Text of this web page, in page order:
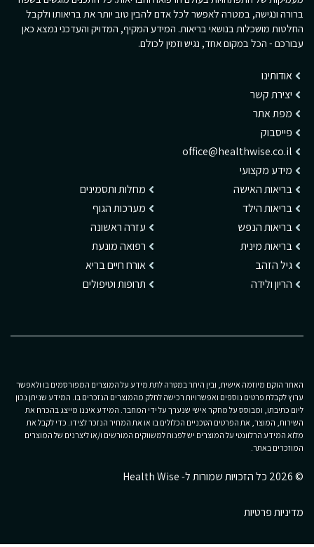
ברורה ונגישה, במטרה לאפשר לכל אדם להבין טוב יותר את בריאותו ולקבל
החלטות מושכלות בנושאי בריאות. המידע המקיף, המדויק והעדכני נמצא כאן
עבורכם - הכל במקום אחד, נגיש וזמין לכולם.
אודותינו
יצירת קשר
מפת אתר
פייסבוק
office@healthwise.co.il
מידע מקצועי
בריאות האישה
בריאות הילד
בריאות הנפש
בריאות מינית
גיל הזהב
הריון ולידה
מחלות ותסמינים
מערכות הגוף
עזרה ראשונה
רפואה מונעת
אורח חיים בריא
תרופות וטיפולים
האתר הוקם מיוזמה אישית, ובין היתר במטרה לתת מידע על המוצרים המפורסמים בו ולאפשר
ערוץ לקבלת פרטים נוספים ואפשרויות רכישה לחלק מהמוצרים הנזכרים בו. המידע שניתן נכון
ליום כתיבתו, ומבוסס על מחקר אישי שנערך על ידי המחבר. המידע איננו מייצג בהכרח את
השירות, המוצר, את הפרטים הטכניים הכלולים בו או את המחיר הנזכר לצידו. כדי לקבל את
מלוא המידע הרלוונטי על המוצרים יש לפנות למשווקים המורשים ו/או ליצרנים של המוצרים
המוזכרים באתר.
© 2026 כל הזכויות שמורות ל- Health Wise
מדיניות פרטיות